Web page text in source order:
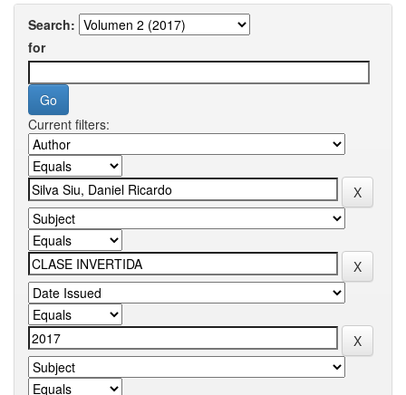
Search:
for
Current filters: